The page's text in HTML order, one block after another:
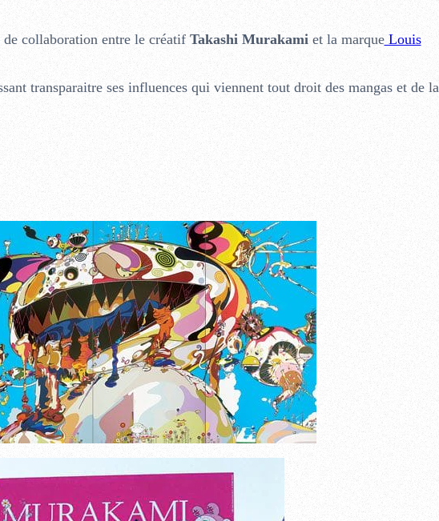
collaboration entre le créatif Takashi Murakami et la marqueLouis
transparaitre ses influences qui viennent tout droit des mangas et de la